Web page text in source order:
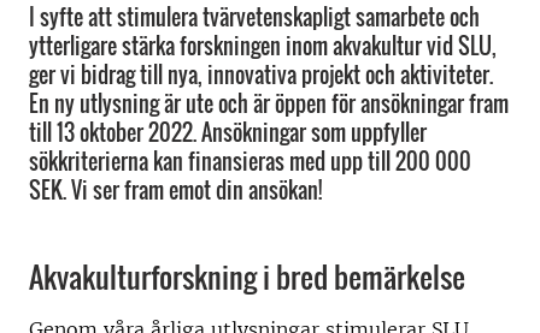
I syfte att stimulera tvärvetenskapligt samarbete och
ytterligare stärka forskningen inom akvakultur vid SLU,
ger vi bidrag till nya, innovativa projekt och aktiviteter.
En ny utlysning är ute och är öppen för ansökningar fram
till 13 oktober 2022. Ansökningar som uppfyller
sökkriterierna kan finansieras med upp till 200 000
SEK. Vi ser fram emot din ansökan!
Akvakulturforskning i bred bemärkelse